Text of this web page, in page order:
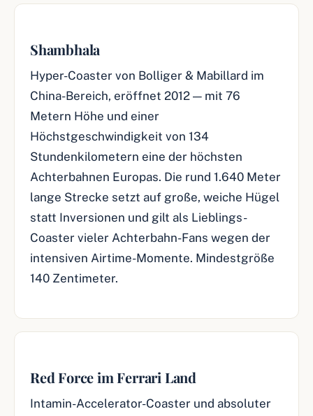
Shambhala
Hyper-Coaster von Bolliger & Mabillard im
China-Bereich, eröffnet 2012 — mit 76
Metern Höhe und einer
Höchstgeschwindigkeit von 134
Stundenkilometern eine der höchsten
Achterbahnen Europas. Die rund 1.640 Meter
lange Strecke setzt auf große, weiche Hügel
statt Inversionen und gilt als Lieblings-
Coaster vieler Achterbahn-Fans wegen der
intensiven Airtime-Momente. Mindestgröße
140 Zentimeter.
Red Force im Ferrari Land
Intamin-Accelerator-Coaster und absoluter